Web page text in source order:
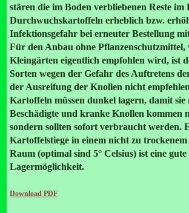
stären die im Boden verbliebenen Reste im
Durchwuchskartoffeln erheblich bzw.
Infektionsgefahr bei erneuter Bestellung
Für den Anbau ohne Pflanzenschutzmittel,
Kleingärten eigentlich empfohlen wird, ist
Sorten wegen der Gefahr des Auftretens
der Ausreifung der Knollen nicht
Kartoffeln müssen dunkel lagern, damit sie
Beschädigte und kranke Knollen kommen
sondern sollten sofort verbraucht werden.
Kartoffelstiege in einem nicht zu
Raum (optimal sind 5° Celsius) ist eine gute
Lagermöglichkeit.
Download PDF